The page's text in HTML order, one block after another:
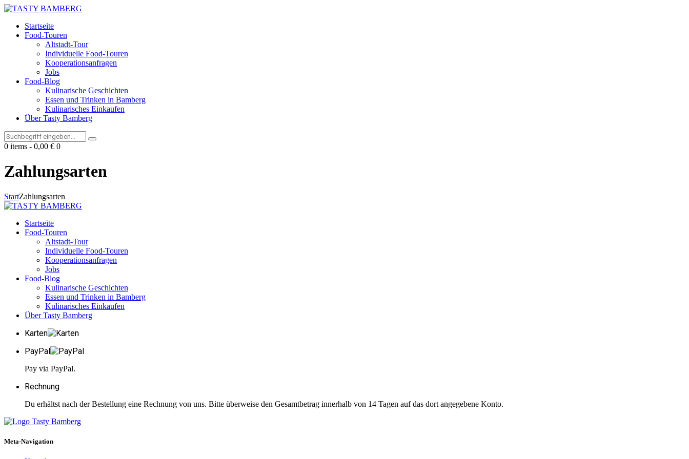
Startseite
Food-Touren
Altstadt-Tour
Individuelle Food-Touren
Kooperationsanfragen
Jobs
Food-Blog
Kulinarische Geschichten
Essen und Trinken in Bamberg
Kulinarisches Einkaufen
Über Tasty Bamberg
0 items - 0,00 € 0
Zahlungsarten
StartZahlungsarten
Startseite
Food-Touren
Altstadt-Tour
Individuelle Food-Touren
Kooperationsanfragen
Jobs
Food-Blog
Kulinarische Geschichten
Essen und Trinken in Bamberg
Kulinarisches Einkaufen
Über Tasty Bamberg
Karten
PayPal
Pay via PayPal.
Rechnung
Du erhältst nach der Bestellung eine Rechnung von uns. Bitte überweise den Gesamtbetrag innerhalb von 14 Tagen auf das dort angegebene Konto.
Meta-Navigation